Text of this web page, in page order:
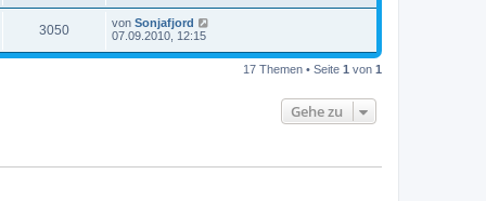
3050 von Sonjafjord
07.09.2010, 12:15
17 Themen • Seite 1 von 1
Gehe zu